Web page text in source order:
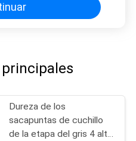
Dureza de los
sacapuntas de cuchillo
de la etapa del gris 4 alta